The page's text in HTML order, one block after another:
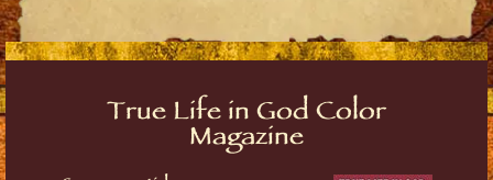
True Life in God Color
Magazine